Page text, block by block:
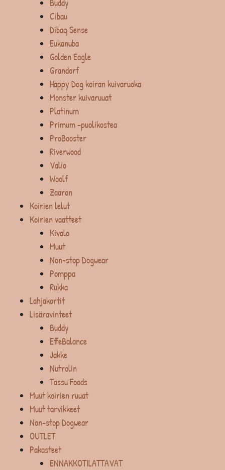
Buddy
Cibau
Dibaq Sense
Eukanuba
Golden Eagle
Grandorf
Happy Dog koiran kuivaruoka
Monster kuivaruuat
Platinum
Primum -puolikostea
ProBooster
Riverwood
Valio
Woolf
Zaaron
Koirien lelut
Koirien vaatteet
Kivalo
Muut
Non-stop Dogwear
Pomppa
Rukka
Lahjakortit
Lisäravinteet
Buddy
EffeBalance
Jakke
Nutrolin
Tassu Foods
Muut koirien ruuat
Muut tarvikkeet
Non-stop Dogwear
OUTLET
Pakasteet
ENNAKKOTILATTAVAT